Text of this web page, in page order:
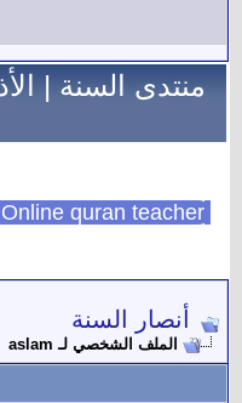
منتدى السنة|
Online quran teacher
أنصار السنة
الملف الشخصي لـ aslam